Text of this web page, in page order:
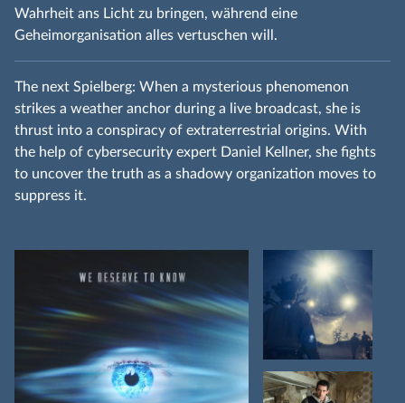
Wahrheit ans Licht zu bringen, während eine
Geheimorganisation alles vertuschen will.
The next Spielberg: When a mysterious phenomenon
strikes a weather anchor during a live broadcast, she is
thrust into a conspiracy of extraterrestrial origins. With
the help of cybersecurity expert Daniel Kellner, she fights
to uncover the truth as a shadowy organization moves to
suppress it.